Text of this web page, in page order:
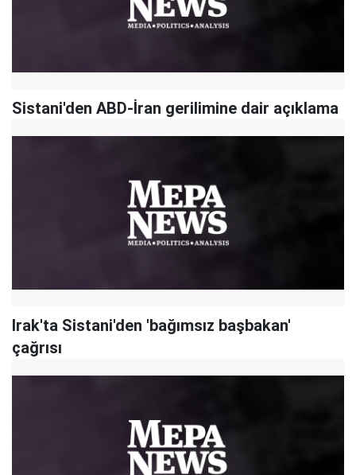
​Sistani'den ABD-İran gerilimine dair açıklama
Irak'ta Sistani'den 'bağımsız başbakan'
çağrısı